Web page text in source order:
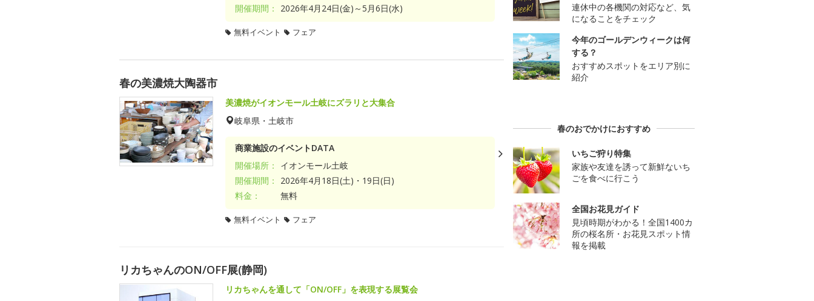
開催期間：
2026年4月24日(金)～5月6日(水)
無料イベント フェア
春の美濃焼大陶器市
美濃焼がイオンモール土岐にズラリと大集合
岐阜県・土岐市
商業施設のイベントDATA
開催場所：
イオンモール土岐
開催期間：
2026年4月18日(土)・19日(日)
料金：
無料
無料イベント フェア
リカちゃんのON/OFF展(静岡)
リカちゃんを通して「ON/OFF」を表現する展覧会
連休中の各機関の対応など、気
になることをチェック
今年のゴールデンウィークは何
する？
おすすめスポットをエリア別に
紹介
春のおでかけにおすすめ
いちご狩り特集
家族や友達を誘って新鮮ないち
ごを食べに行こう
全国お花見ガイド
見頃時期がわかる！全国1400カ
所の桜名所・お花見スポット情
報を掲載